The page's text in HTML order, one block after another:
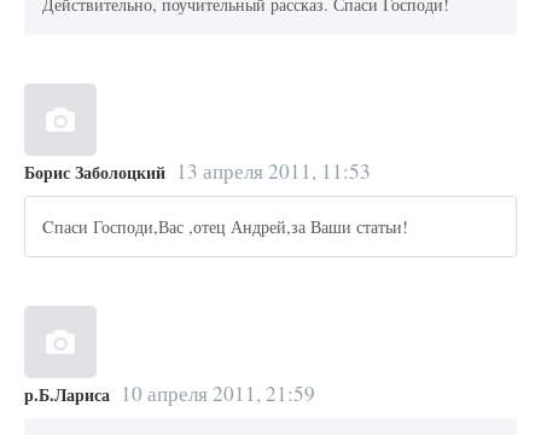
Борис Заболоцкий 13 апреля 2011, 11:53
Cпаси Господи,Вас ,отец Андрей,за Ваши статьи!
р.Б.Лариса 10 апреля 2011, 21:59